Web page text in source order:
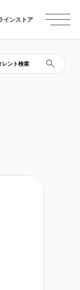
インストア
レント検索